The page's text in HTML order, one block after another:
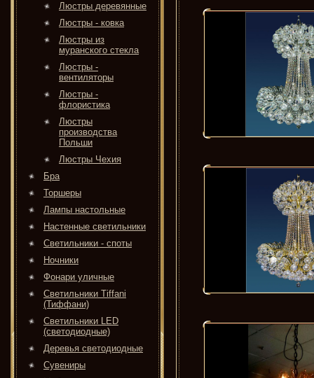
Люстры деревянные
Люстры - ковка
Люстры из
муранского стекла
Люстры -
вентиляторы
Люстры -
флористика
Люстры
производства
Польши
Люстры Чехия
Бра
Торшеры
Лампы настольные
Настенные светильники
Светильники - споты
Ночники
Фонари уличные
Светильники Tiffani
(Тиффани)
Светильники LED
(светодиодные)
Деревья светодиодные
Сувениры